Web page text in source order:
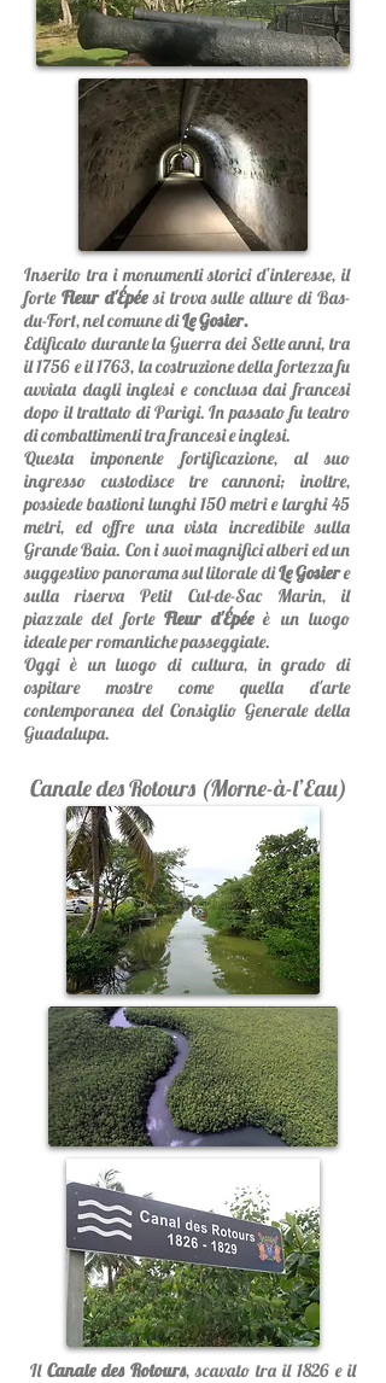
Inserito tra i monumenti storici d’interesse, il
forte Fleur d'Épéesi trova sulle alture di Bas-
du-Fort, nel comune diLe Gosier.
Edificato durante la Guerra dei Sette anni, tra
il 1756 e il 1763, la costruzione della fortezza fu
avviata dagli inglesi e conclusa dai francesi
dopo il trattato di Parigi. In passato fu teatro
di combattimenti tra francesi e inglesi.
Questa imponente fortificazione, al suo
ingresso custodisce tre cannoni; inoltre,
possiede bastioni lunghi 150 metri e larghi 45
metri, ed offre una vista incredibile sulla
Grande Baia. Con i suoi magnifici alberi ed un
suggestivo panorama sul litorale diLe Gosiere
sulla riserva Petit Cul-de-Sac Marin, il
piazzale del forte Fleur d'Épéeè un luogo
ideale per romantiche passeggiate.
Oggi è un luogo di cultura, in grado di
ospitare mostre come quella d'arte
contemporanea del Consiglio Generale della
Guadalupa.
Canale des Rotours (Morne-à-l’Eau)
Il Canale des Rotours, scavato tra il 1826 e il